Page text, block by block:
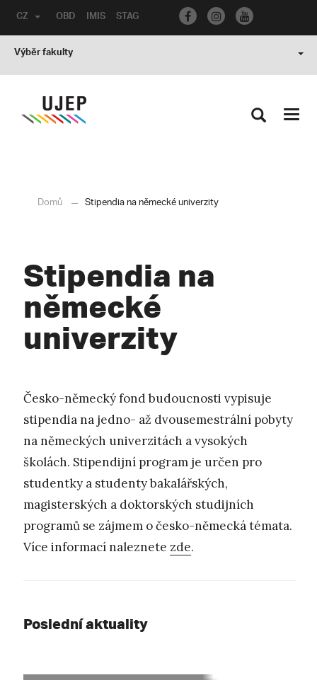
OBD IMIS STAG
CZ
Výběr fakulty
Domů Stipendia na německé univerzity
Stipendia na
německé
univerzity
Česko-německý fond budoucnosti vypisuje
stipendia na jedno- až dvousemestrální pobyty
na německých univerzitách a vysokých
školách. Stipendijní program je určen pro
studentky a studenty bakalářských,
magisterských a doktorských studijních
programů se zájmem o česko-německá témata.
Více informací naleznete zde.
Poslední aktuality